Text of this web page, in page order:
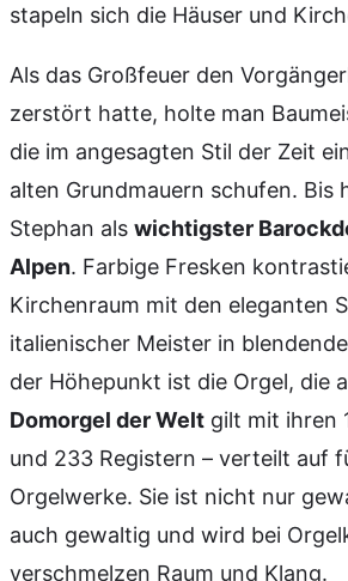
stapeln sich die Häuser und
Als das Großfeuer den
zerstört hatte, holte man
die im angesagten Stil der Zeit
alten Grundmauern schufen. Bis
Stephan als wichtigster
Alpen. Farbige Fresken
Kirchenraum mit den eleganten
italienischer Meister in
der Höhepunkt ist die Orgel, die
Domorgel der Welt gilt mit ihren
und 233 Registern – ver­teilt auf
Orgel­wer­ke. Sie ist nicht nur
auch gewaltig und wird bei
verschmelzen Raum und Klang.